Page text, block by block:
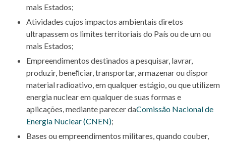
mais Estados;
Atividades cujos impactos ambientais diretos
ultrapassem os limites territoriais do País ou de um ou
mais Estados;
Empreendimentos destinados a pesquisar, lavrar,
produzir, beneﬁciar, transportar, armazenar ou dispor
material radioativo, em qualquer estágio, ou que utilizem
energia nuclear em qualquer de suas formas e
aplicações, mediante parecer daComissão Nacional de
Energia Nuclear (CNEN);
Bases ou empreendimentos militares, quando couber,